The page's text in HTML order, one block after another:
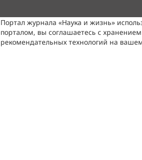
Портал журнала «Наука и жизнь»
порталом, вы соглашаетесь с
рекомендательных технологий на